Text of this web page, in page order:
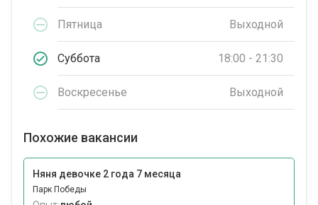
Пятница Выходной
Суббота 18:00 - 21:30
Воскресенье Выходной
Похожие вакансии
Няня девочке 2 года 7 месяца
Парк Победы